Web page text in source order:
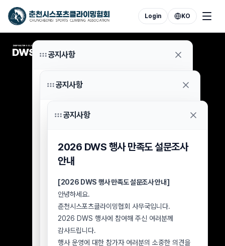
Login KO
공지사항
2026 DWS 7월 8일 우천 취소
참가자 환불 신청 안내
2026년 7월 8일 우천으로 취소된 DWS 행사
참가자 중 아직 참가비 환불을 신청하지 않으신
2026 DWS 행사가8월 2일(일)을 끝으로
종료됨에 따라, 미신청 환불 건에 대한 최종
접수기한을 아래와 같이 안내드립니다.
■ 환불 신청 대상
2026년 7월 8일 행사 참가 신청자 중 우천 취소에
따른 환불을 아직 신청하지 않은 참가자
공지사항
2026 DWS 행사 분실물 보관 및
[2026 DWS 행사 분실물 보관 및 수령 안내]
안녕하세요.
2026 DWS 행사장에서 습득된 분실물에 대해
안내드립니다.
행사장에서 물품을 분실하신 참가자 및
방문객께서는 아래 내용을 확인하신 후 협회
사무국으로 문의해 주시기 바랍니다.
공지사항
2026 DWS 행사 만족도 설문조사
안내
[2026 DWS 행사 만족도 설문조사 안내]
안녕하세요.
춘천시스포츠클라이밍협회 사무국입니다.
2026 DWS 행사에 참여해 주신 여러분께
감사드립니다.
행사 운영에 대한 참가자 여러분의 소중한 의견을
DEEP WATER SOLOING
DWS